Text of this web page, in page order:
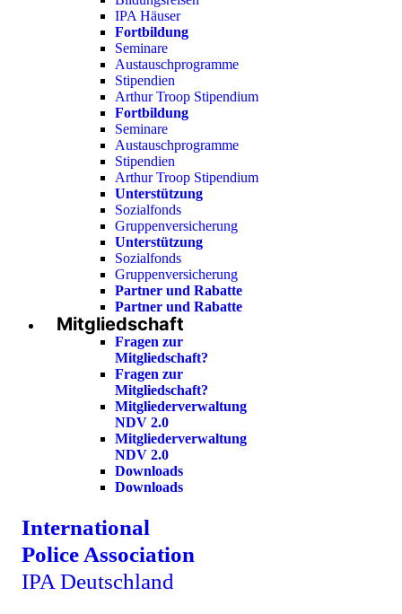
IPA Häuser
Fortbildung
Seminare
Austauschprogramme
Stipendien
Arthur Troop Stipendium
Fortbildung
Seminare
Austauschprogramme
Stipendien
Arthur Troop Stipendium
Unterstützung
Sozialfonds
Gruppenversicherung
Unterstützung
Sozialfonds
Gruppenversicherung
Partner und Rabatte
Partner und Rabatte
Mitgliedschaft
Fragen zur
Mitgliedschaft?
Fragen zur
Mitgliedschaft?
Mitgliederverwaltung
NDV 2.0
Mitgliederverwaltung
NDV 2.0
Downloads
Downloads
International
Police Association
IPA Deutschland